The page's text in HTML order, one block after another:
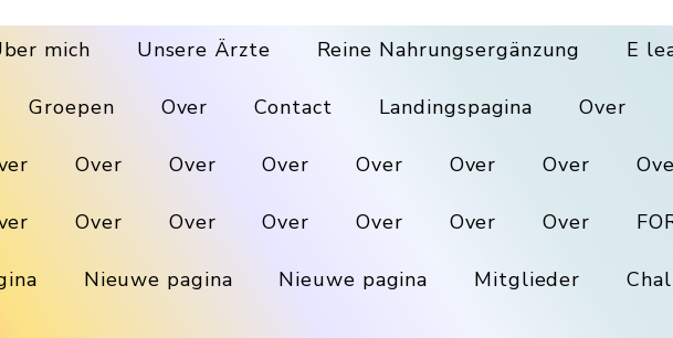
mich Unsere Ärzte Reine Nahrungsergänzung E
Groepen Over Contact Landingspagina Over
Over Over Over Over Over Over
Over Over Over Over Over Over
Nieuwe pagina Nieuwe pagina Mitglieder